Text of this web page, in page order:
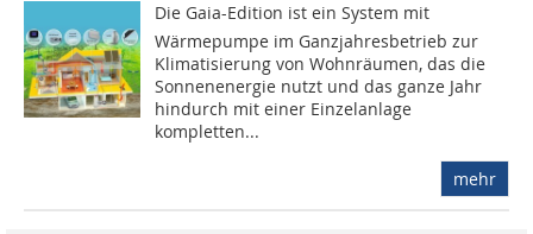
Die Gaia-Edition ist ein Sys­tem mit
Wärmepumpe im Ganzjahresbetrieb zur
Klimatisierung von Wohnräumen, das die
Sonnenenergie nutzt und das ganze Jahr
hindurch mit einer Einzelanlage
kompletten...
mehr